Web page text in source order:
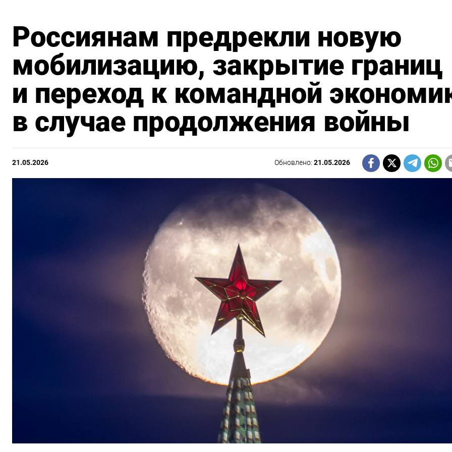
Россиянам предрекли новую
мобилизацию, закрытие границ
и переход к командной
в случае продолжения войны
21.05.2026 Обновлено:21.05.2026